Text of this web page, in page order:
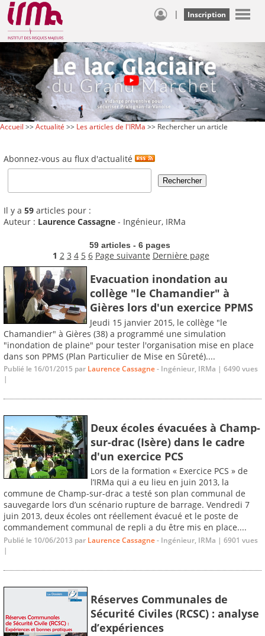
| Inscription
Accueil >>Actualité >> Les articles de l'IRMa >> Rechercher un article
Abonnez-vous au flux d'actualité
Il y a 59 articles pour :
Auteur : Laurence Cassagne - Ingénieur, IRMa
59 articles - 6 pages
1 2 3 4 5 6 Page suivante Dernière page
Evacuation inondation au
collège "le Chamandier" à
Gières lors d'un exercice PPMS
Jeudi 15 janvier 2015, le collège "le
Chamandier" à Gières (38) a programmé une simulation
"inondation de plaine" pour tester l'organisation mise en place
dans son PPMS (Plan Particulier de Mise en Sûreté)....
Publié le 16/01/2015 par Laurence Cassagne- Ingénieur, IRMa | 6490 vues
|
Deux écoles évacuées à Champ-
sur-drac (Isère) dans le cadre
d'un exercice PCS
Lors de la formation « Exercice PCS » de
l’IRMa qui a eu lieu en juin 2013, la
commune de Champ-sur-drac a testé son plan communal de
sauvegarde lors d’un scénario rupture de barrage. Vendredi 7
juin 2013, deux écoles ont réellement évacué et le poste de
commandement communal de repli a du être mis en place....
Publié le 10/06/2013 par Laurence Cassagne- Ingénieur, IRMa | 6901 vues
|
Réserves Communales de
Sécurité Civiles (RCSC) : analyse
d’expériences